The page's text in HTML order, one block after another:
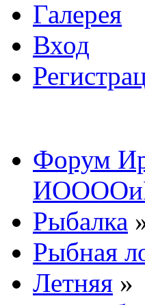
Галерея
Вход
Форум
Рыбалка
Рыбная
Летняя »